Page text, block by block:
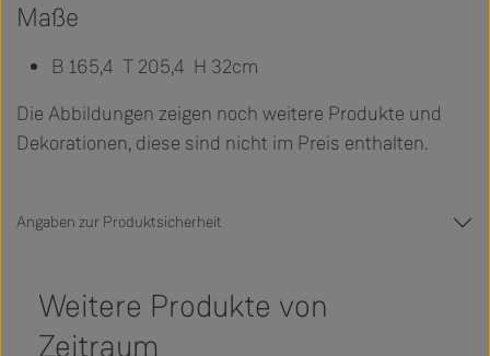
Maße
B 165,4 T 205,4 H 32cm
Die Abbildungen zeigen noch weitere Produkte und
Dekorationen, diese sind nicht im Preis enthalten.
Angaben zur Produktsicherheit
Weitere Produkte von
Zeitraum